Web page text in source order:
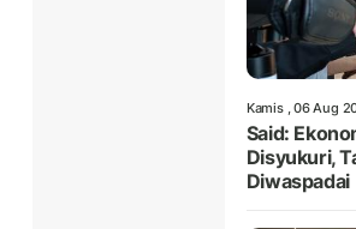
Kamis , 06 Aug
Said:
Disyukuri,
Diwaspadai